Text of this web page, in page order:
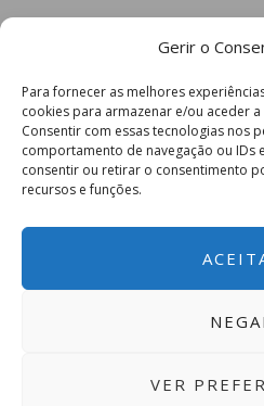
Gerir o
Para fornecer as melhores
cookies para armazenar e/ou aceder
Consentir com essas tecnologias nos
comportamento de navegação ou IDs
consentir ou retirar o consentimento
recursos e funções.
VER